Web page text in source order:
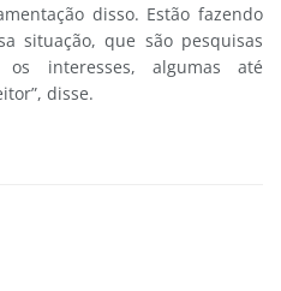
disso. Estão fazendo
situação, que são pesquisas
interesses, algumas até
disse.